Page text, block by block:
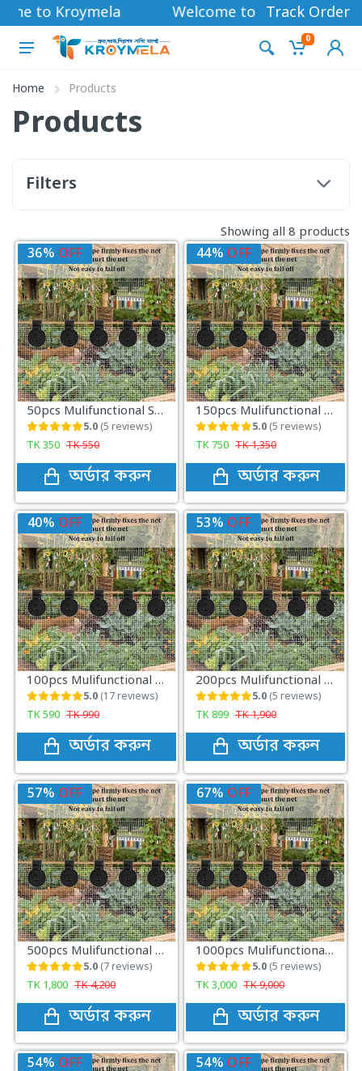
to Kroymela Welcome to Kroymela
Track Order
0
Home Products
Products
Filters
Showing all 8 products
36% OFF
50pcs Mulifunctional Sunshade Net Fixing Clip
5.0 (5 reviews)
TK350 TK550
অর্ডার করুন
44% OFF
150pcs Mulifunctional Sunshade Net Fixing Clip
5.0 (5 reviews)
TK 750 TK1,350
অর্ডার করুন
40% OFF
100pcs Mulifunctional Sunshade Net Fixing Clip
5.0 (17 reviews)
TK590 TK990
অর্ডার করুন
53% OFF
200pcs Mulifunctional Sunshade Net Fixing Clip
5.0 (5 reviews)
TK899 TK1,900
অর্ডার করুন
57% OFF
500pcs Mulifunctional Sunshade Net Fixing Clip
5.0 (7 reviews)
TK 1,800 TK4,200
অর্ডার করুন
67% OFF
1000pcs Mulifunctional Sunshade Net Fixing Clip
5.0 (5 reviews)
TK3,000 TK9,000
অর্ডার করুন
54% OFF 54% OFF